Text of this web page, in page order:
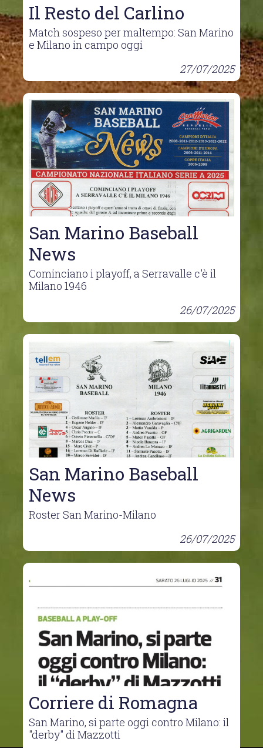
Il Resto del Carlino
Match sospeso per maltempo: San Marino
e Milano in campo oggi
27/07/2025
San Marino Baseball
News
Cominciano i playoff, a Serravalle c'è il
Milano 1946
26/07/2025
San Marino Baseball
News
Roster San Marino-Milano
26/07/2025
Corriere di Romagna
San Marino, si parte oggi contro Milano: il
"derby" di Mazzotti